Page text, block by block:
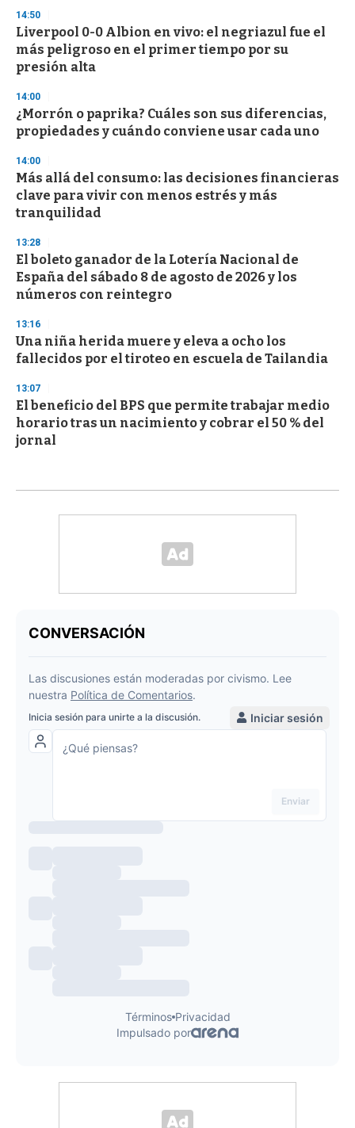
14:50
Liverpool 0-0 Albion en vivo: el negriazul fue el
más peligroso en el primer tiempo por su
presión alta
14:00
¿Morrón o paprika? Cuáles son sus diferencias,
propiedades y cuándo conviene usar cada uno
14:00
Más allá del consumo: las decisiones financieras
clave para vivir con menos estrés y más
tranquilidad
13:28
El boleto ganador de la Lotería Nacional de
España del sábado 8 de agosto de 2026 y los
números con reintegro
13:16
Una niña herida muere y eleva a ocho los
fallecidos por el tiroteo en escuela de Tailandia
13:07
El beneficio del BPS que permite trabajar medio
horario tras un nacimiento y cobrar el 50 % del
jornal